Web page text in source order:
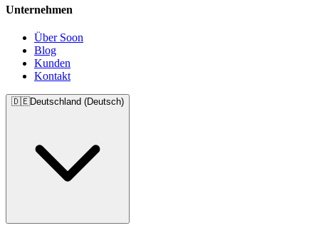
Unternehmen
Über Soon
Blog
Kunden
Kontakt
🇩🇪Deutschland (Deutsch)